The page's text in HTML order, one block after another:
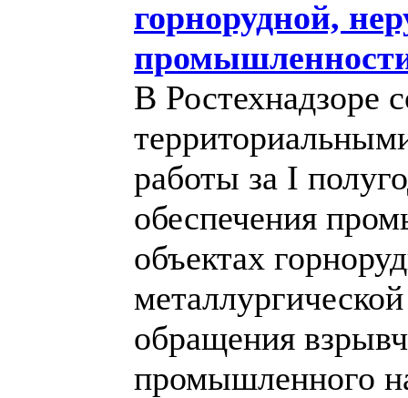
горнорудной,
промышленности
В Ростехнадзоре
работы за I
обеспечения
объектах
обращения
промышленного